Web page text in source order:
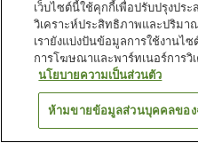
บริการซักแห้ง
หน้าแรก ญี่ปุ่น โตเกียว นค
ค้นหา
เว็บไซต์นี้ใช้คุกกี้เพื่อปรับปรุงปร
วิเคราะห์ประสิทธิภาพและปริมา
เรายังแบ่งปันข้อมูลการใช้งานไ
การโฆษณาและพาร์ทเนอร์การวิ
นโยบายความเป็นส่วนตัว
ห้ามขายข้อมูลส่วนบุคคลขอ